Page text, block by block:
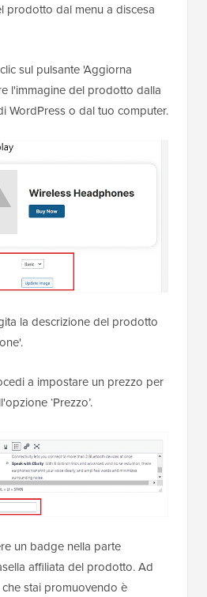
prodotto dal menu a discesa
sul pulsante 'Aggiorna
l'immagine del prodotto dalla
WordPress o dal tuo computer.
la descrizione del prodotto
a impostare un prezzo per
‘Prezzo’.
un badge nella parte
affiliata del prodotto. Ad
stai promuovendo è